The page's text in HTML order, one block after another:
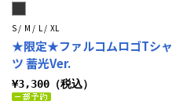
S / M / L / XL
★限定★ファルコムロゴTシャ
ツ 蓄光Ver.
¥3,300（税込）